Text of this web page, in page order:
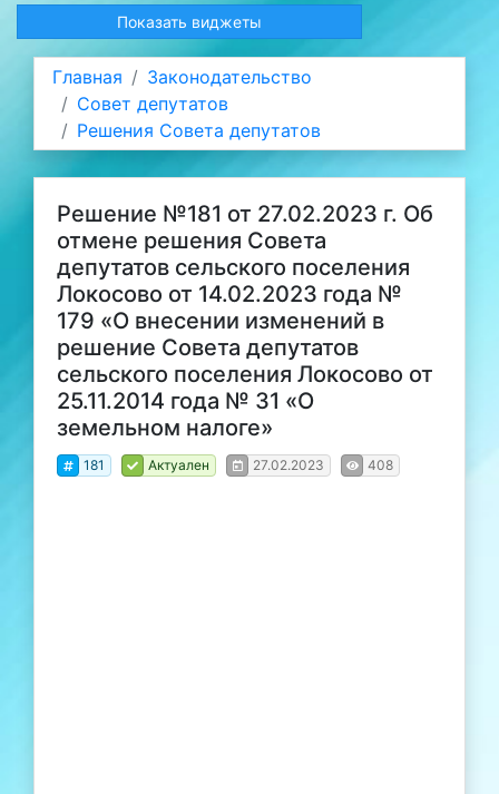
Показать виджеты
Главная
Законодательство
Совет депутатов
Решения Совета депутатов
Решение №181 от 27.02.2023 г. Об
отмене решения Совета
депутатов сельского поселения
Локосово от 14.02.2023 года №
179 «О внесении изменений в
решение Совета депутатов
сельского поселения Локосово от
25.11.2014 года № 31 «О
земельном налоге»
181 Актуален 27.02.2023 408